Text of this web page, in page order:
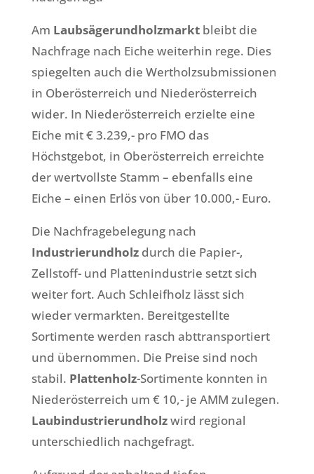
Am Laubsägerundholzmarktbleibt die
Nachfrage nach Eiche weiterhin rege. Dies
spiegelten auch die Wertholzsubmissionen
in Oberösterreich und Niederösterreich
wider. In Niederösterreich erzielte eine
Eiche mit € 3.239,- pro FMO das
Höchstgebot, in Oberösterreich erreichte
der wertvollste Stamm – ebenfalls eine
Eiche – einen Erlös von über 10.000,- Euro.
Die Nachfragebelegung nach
Industrierundholzdurch die Papier-,
Zellstoff- und Plattenindustrie setzt sich
weiter fort. Auch Schleifholz lässt sich
wieder vermarkten. Bereitgestellte
Sortimente werden rasch abttransportiert
und übernommen. Die Preise sind noch
stabil. Plattenholz-Sortimente konnten in
Niederösterreich um € 10,- je AMM zulegen.
Laubindustrierundholzwird regional
unterschiedlich nachgefragt.